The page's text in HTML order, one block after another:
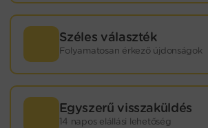
Széles választék
Folyamatosan érkező újdonságok
Egyszerű visszaküldés
14 napos elállási lehetőség